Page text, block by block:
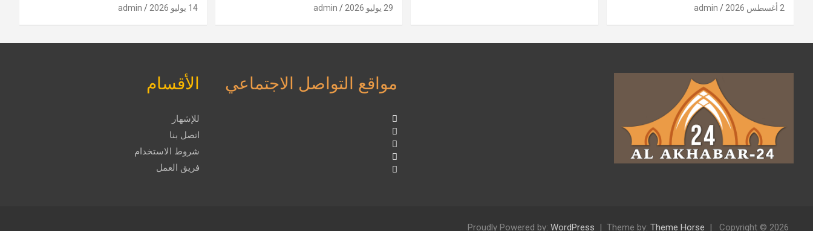
2 أغسطس 2026 admin 29 يوليو 2026 admin 14 يوليو 2026 admin
مواقع التواصل الاجتماعي الأقسام
للإشهار
اتصل بنا
شروط الاستخدام
فريق العمل
Copyright © 2026
Theme by: Theme Horse
Proudly Powered by: WordPress